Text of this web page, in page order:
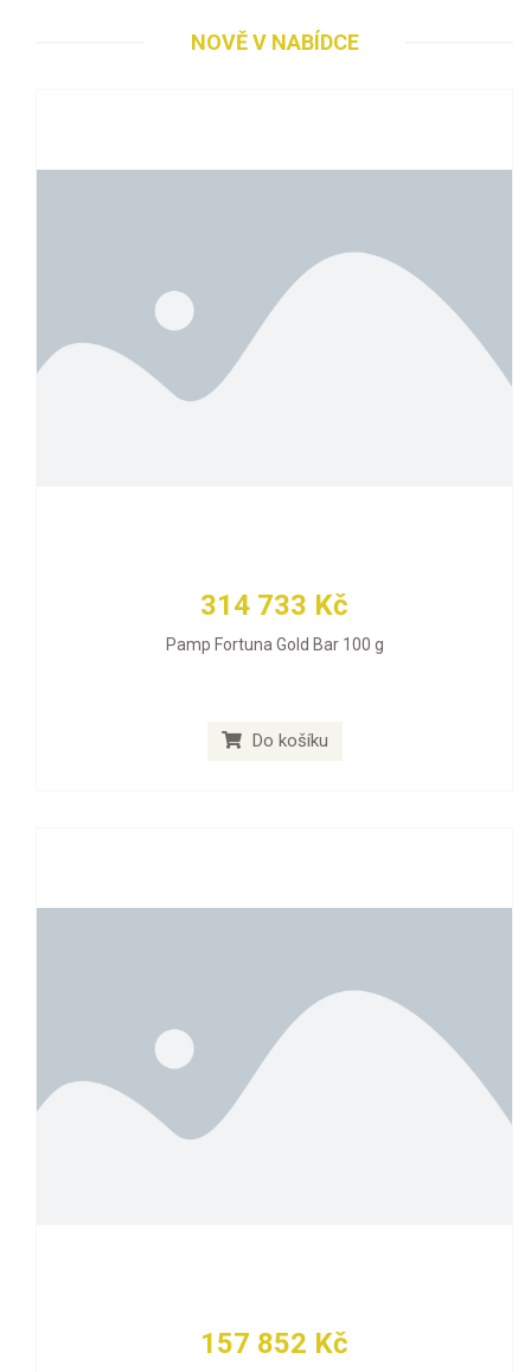
NOVĚ V NABÍDCE
314 733 Kč
Pamp Fortuna Gold Bar 100 g
Do košíku
157 852 Kč